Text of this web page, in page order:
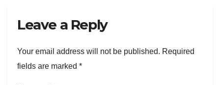
Leave a Reply
Your email address will not be published. Required
fields are marked *